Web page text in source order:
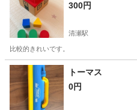
300円
清瀬駅
比較的きれいです。
東京 清瀬市
トーマス
0円